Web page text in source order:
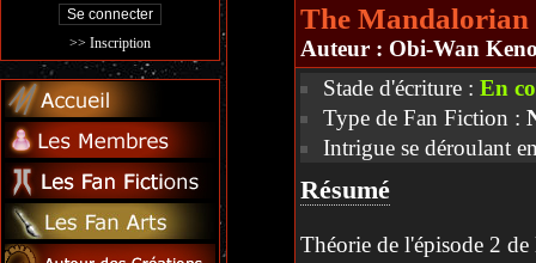
>> Inscription
The Mandalorian
Auteur : Obi-Wan
Stade d'écriture : En
Type de Fan Fiction :
Intrigue se déroulant
Résumé
Théorie de l'épisode 2